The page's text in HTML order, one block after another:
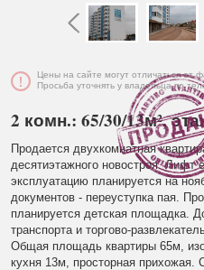
Цены на сайте могут отличаться от
Просьба уточнять у владельца по
2 комн.: 65/30/13м²,
Продается двухкомнатная
десятиэтажного новостроя.
эксплуатацию планируется на
документов - переуступка пая.
планируется детская площадка.
транспорта и торгово-
Общая площадь квартиры 65м,
кухня 13м, просторная